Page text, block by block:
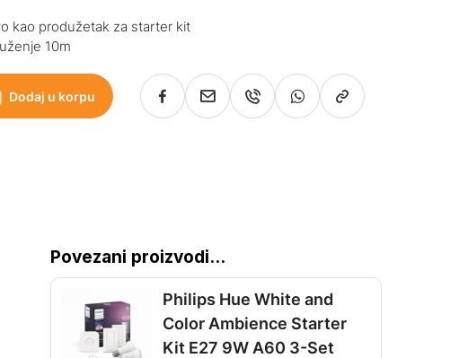
kao produžetak za starter kit
10m
Dodaj u korpu
Povezani proizvodi...
Philips Hue White and
Color Ambience Starter
Kit E27 9W A60 3-Set